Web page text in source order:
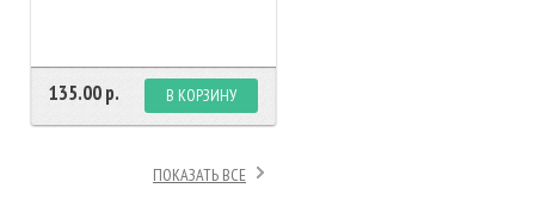
135.00 р. В КОРЗИНУ
ПОКАЗАТЬ ВСЕ